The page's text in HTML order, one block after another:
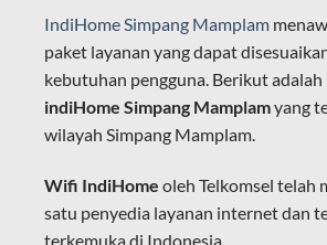
Dengan teknologi ini, IndiHome
internet yang lebih baik bagi
belajar, dan hiburan di rumah.
IndiHome sering disebut sebagai
fiber optic dapat dikoneksikan
WiFi.
IndiHome Simpang Mamplam
paket layanan yang dapat
kebutuhan pengguna. Berikut adalah
indiHome Simpang Mamplamyang
wilayah Simpang Mamplam.
Wifi IndiHome oleh Telkomsel telah
satu penyedia layanan internet dan
terkemuka di Indonesia.